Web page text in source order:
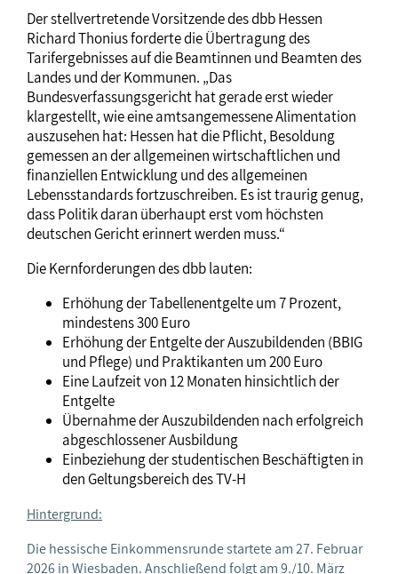
Der stellvertretende Vorsitzende des dbb Hessen
Richard Thonius forderte die Übertragung des
Tarifergebnisses auf die Beamtinnen und Beamten des
Landes und der Kommunen. „Das
Bundesverfassungsgericht hat gerade erst wieder
klargestellt, wie eine amtsangemessene Alimentation
auszusehen hat: Hessen hat die Pflicht, Besoldung
gemessen an der allgemeinen wirtschaftlichen und
finanziellen Entwicklung und des allgemeinen
Lebensstandards fortzuschreiben. Es ist traurig genug,
dass Politik daran überhaupt erst vom höchsten
deutschen Gericht erinnert werden muss.“
Die Kernforderungen des dbb lauten:
Erhöhung der Tabellenentgelte um 7 Prozent,
mindestens 300 Euro
Erhöhung der Entgelte der Auszubildenden (BBIG
und Pflege) und Praktikanten um 200 Euro
Eine Laufzeit von 12 Monaten hinsichtlich der
Entgelte
Übernahme der Auszubildenden nach erfolgreich
abgeschlossener Ausbildung
Einbeziehung der studentischen Beschäftigten in
den Geltungsbereich des TV-H
Hintergrund:
Die hessische Einkommensrunde startete am 27. Februar
2026 in Wiesbaden. Anschließend folgt am 9./10. März